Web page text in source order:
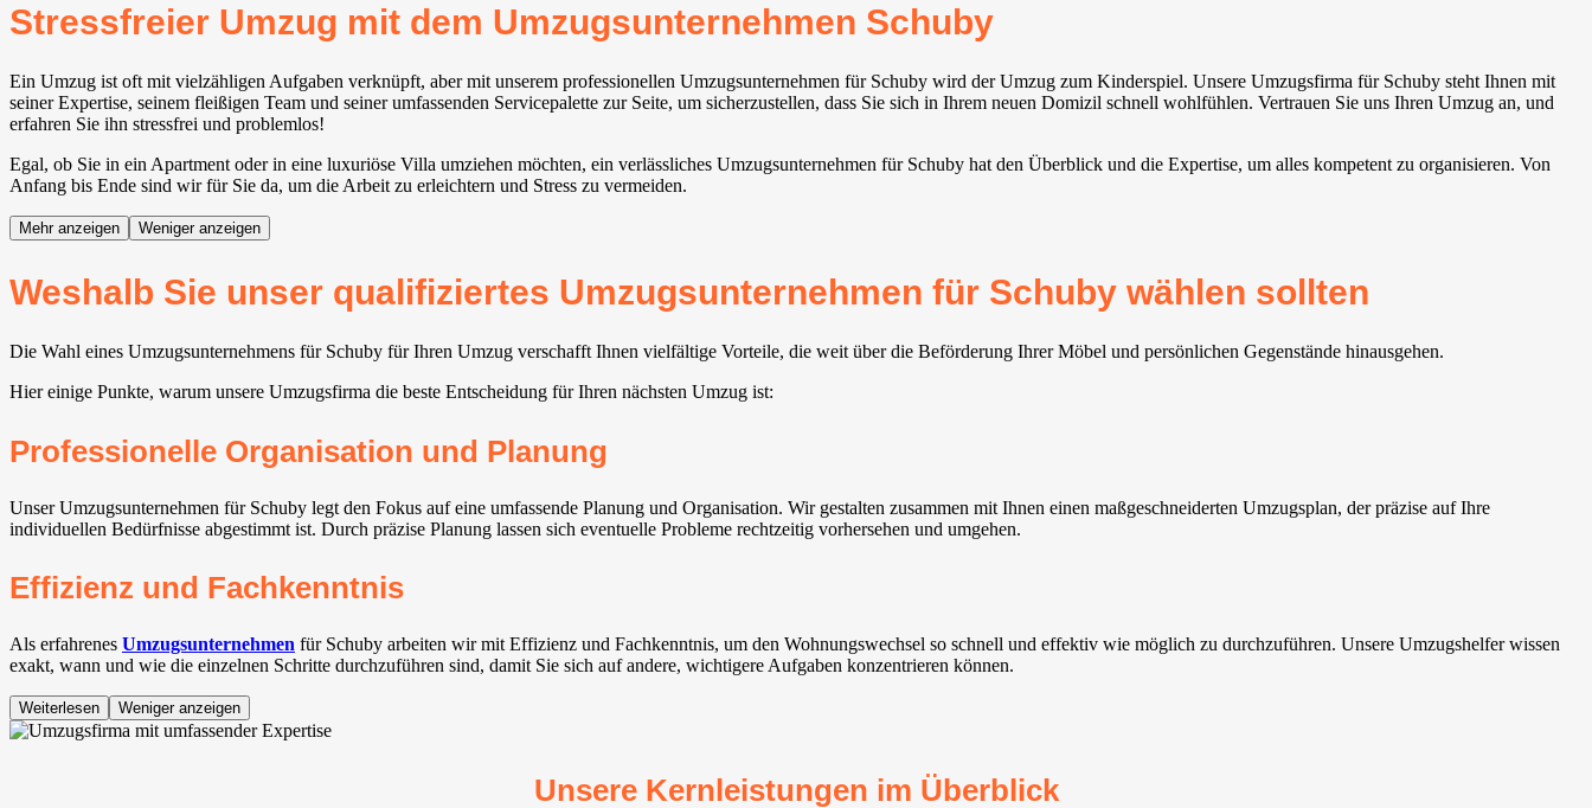
Stressfreier Umzug mit dem Umzugsunternehmen Schuby
Ein Umzug ist oft mit vielzähligen Aufgaben verknüpft, aber mit unserem professionellen Umzugsunternehmen für Schuby wird der Umzug zum Kinderspiel. Unsere Umzugsfirma für Schuby steht Ihnen mit
seiner Expertise, seinem fleißigen Team und seiner umfassenden Servicepalette zur Seite, um sicherzustellen, dass Sie sich in Ihrem neuen Domizil schnell wohlfühlen. Vertrauen Sie uns Ihren Umzug an, und
erfahren Sie ihn stressfrei und problemlos!
Egal, ob Sie in ein Apartment oder in eine luxuriöse Villa umziehen möchten, ein verlässliches Umzugsunternehmen für Schuby hat den Überblick und die Expertise, um alles kompetent zu organisieren. Von
Anfang bis Ende sind wir für Sie da, um die Arbeit zu erleichtern und Stress zu vermeiden.
Mehr anzeigen Weniger anzeigen
Weshalb Sie unser qualifiziertes Umzugsunternehmen für Schuby wählen sollten
Die Wahl eines Umzugsunternehmens für Schuby für Ihren Umzug verschafft Ihnen vielfältige Vorteile, die weit über die Beförderung Ihrer Möbel und persönlichen Gegenstände hinausgehen.
Hier einige Punkte, warum unsere Umzugsfirma die beste Entscheidung für Ihren nächsten Umzug ist:
Professionelle Organisation und Planung
Unser Umzugsunternehmen für Schuby legt den Fokus auf eine umfassende Planung und Organisation. Wir gestalten zusammen mit Ihnen einen maßgeschneiderten Umzugsplan, der präzise auf Ihre
individuellen Bedürfnisse abgestimmt ist. Durch präzise Planung lassen sich eventuelle Probleme rechtzeitig vorhersehen und umgehen.
Effizienz und Fachkenntnis
Als erfahrenes Umzugsunternehmen für Schuby arbeiten wir mit Effizienz und Fachkenntnis, um den Wohnungswechsel so schnell und effektiv wie möglich zu durchzuführen. Unsere Umzugshelfer wissen
exakt, wann und wie die einzelnen Schritte durchzuführen sind, damit Sie sich auf andere, wichtigere Aufgaben konzentrieren können.
Weiterlesen Weniger anzeigen
Unsere Kernleistungen im Überblick